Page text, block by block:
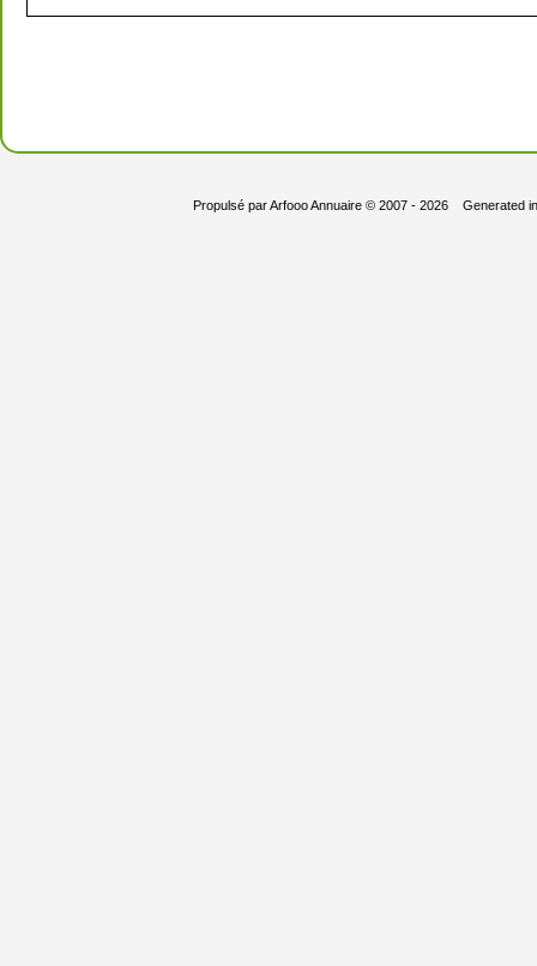
Propulsé parArfooo Annuaire© 2007 - 2026 Generated